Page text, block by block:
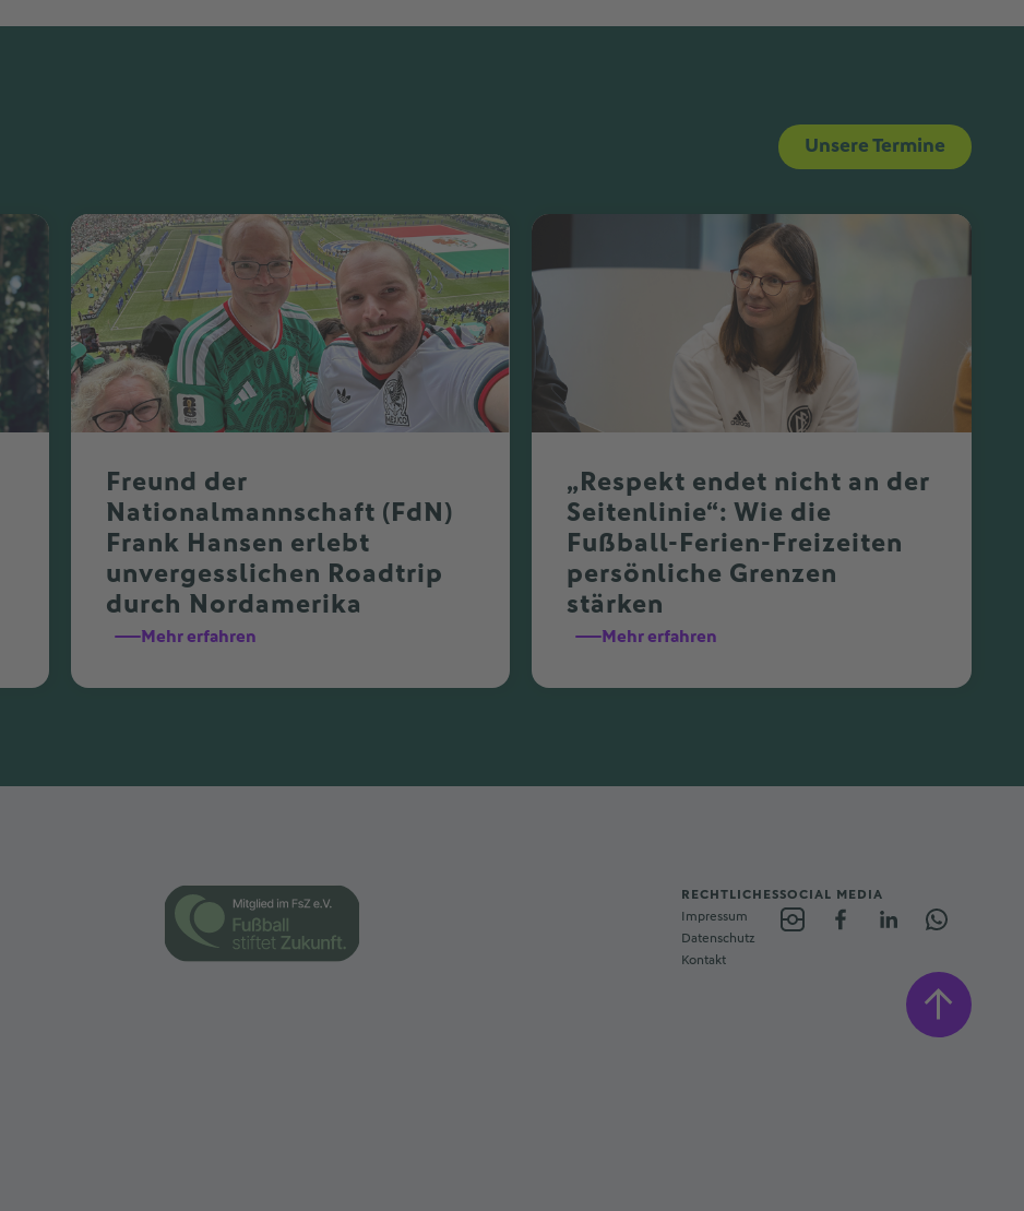
Unsere Termine
Freund der
Nationalmannschaft (FdN)
Frank Hansen erlebt
unvergesslichen Roadtrip
durch Nordamerika
Mehr erfahren
„Respekt endet nicht an der
Seitenlinie“: Wie die
Fußball-Ferien-Freizeiten
persönliche Grenzen
stärken
Mehr erfahren
RECHTLICHES
Impressum
Datenschutz
Kontakt
SOCIAL MEDIA